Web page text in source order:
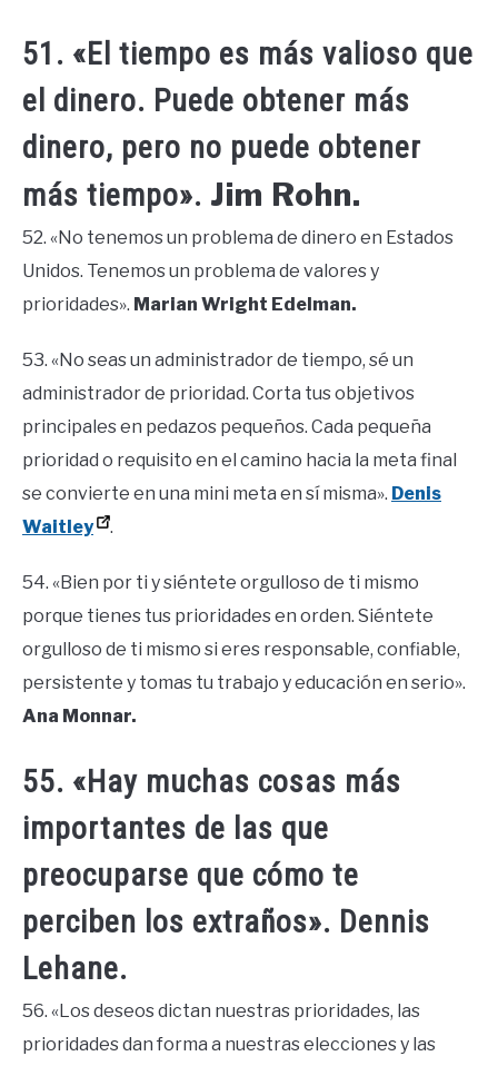
51. «El tiempo es más valioso que
el dinero. Puede obtener más
dinero, pero no puede obtener
más tiempo». Jim Rohn.
52. «No tenemos un problema de dinero en Estados
Unidos. Tenemos un problema de valores y
prioridades». Marian Wright Edelman.
53. «No seas un administrador de tiempo, sé un
administrador de prioridad. Corta tus objetivos
principales en pedazos pequeños. Cada pequeña
prioridad o requisito en el camino hacia la meta final
se convierte en una mini meta en sí misma». Denis
Waitley
.
54. «Bien por ti y siéntete orgulloso de ti mismo
porque tienes tus prioridades en orden. Siéntete
orgulloso de ti mismo si eres responsable, confiable,
persistente y tomas tu trabajo y educación en serio».
Ana Monnar.
55. «Hay muchas cosas más
importantes de las que
preocuparse que cómo te
perciben los extraños». Dennis
Lehane.
56. «Los deseos dictan nuestras prioridades, las
prioridades dan forma a nuestras elecciones y las